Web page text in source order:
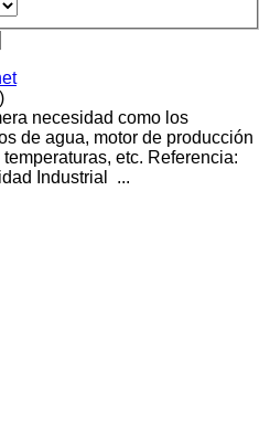
necesidad como los
de agua, motor de producción
etc. Referencia:
Industrial ...